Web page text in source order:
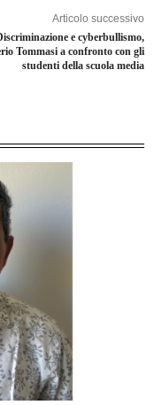
Articolo successivo
e cyberbullismo,
Tommasi a confronto con gli
studenti della scuola media